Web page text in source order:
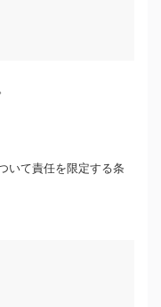
いて責任を限定する条